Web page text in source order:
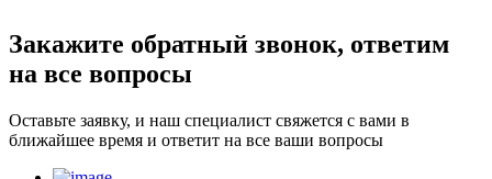
Закажите обратный звонок, ответим
на все вопросы
Оставьте заявку, и наш специалист свяжется с вами в
ближайшее время и ответит на все ваши вопросы